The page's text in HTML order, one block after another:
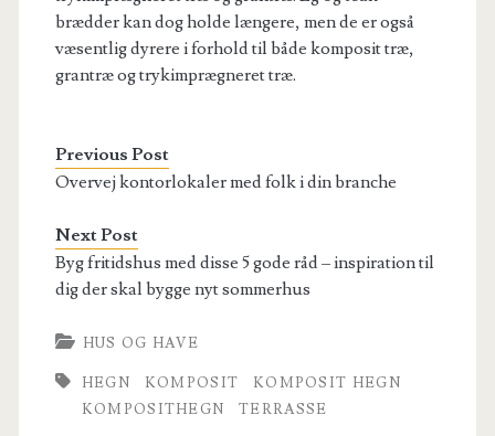
brædder kan dog holde længere, men de er også
væsentlig dyrere i forhold til både komposit træ,
grantræ og trykimprægneret træ.
Previous Post
Overvej kontorlokaler med folk i din branche
Next Post
Byg fritidshus med disse 5 gode råd – inspiration til
dig der skal bygge nyt sommerhus
HUS OG HAVE
HEGN KOMPOSIT
KOMPOSIT HEGN
KOMPOSITHEGN
TERRASSE